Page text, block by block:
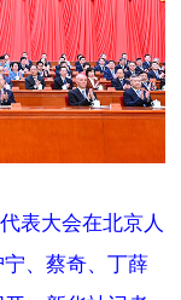
表大会在北京人
、蔡奇、丁薛